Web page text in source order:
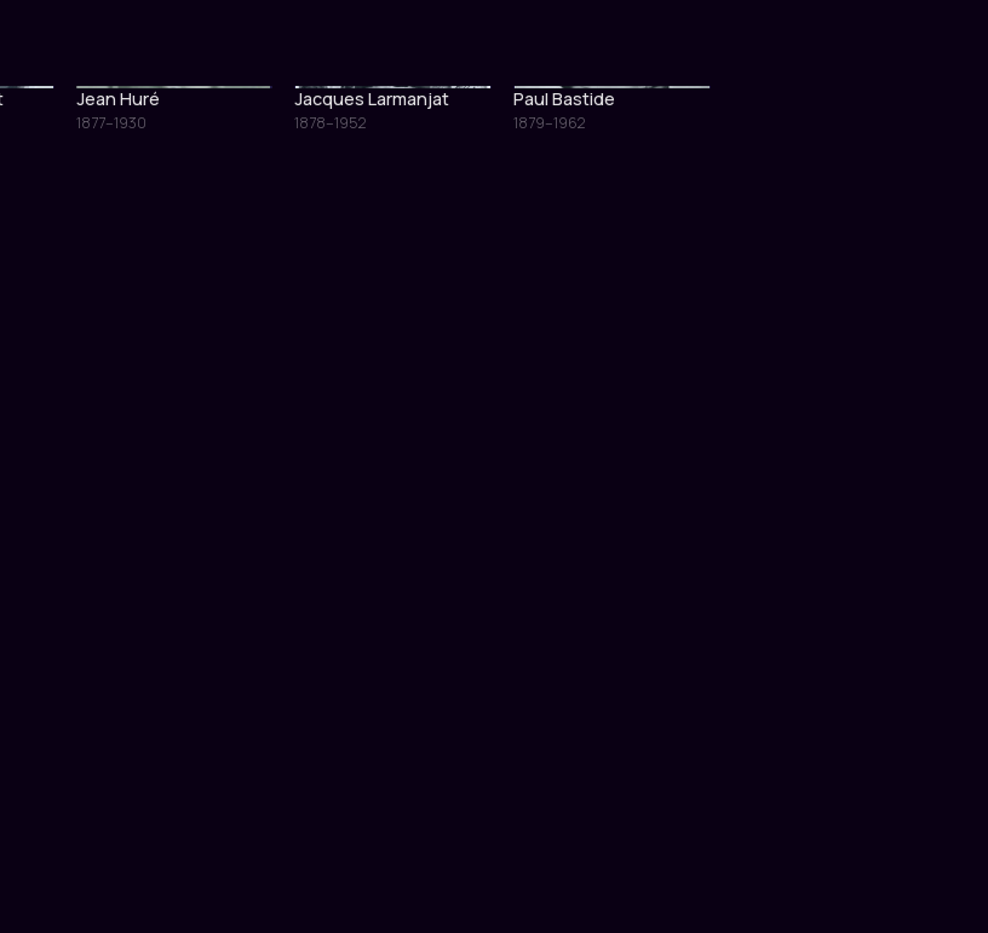
Jean Huré
1877–1930
Jacques Larmanjat
1878–1952
Paul Bastide
1879–1962